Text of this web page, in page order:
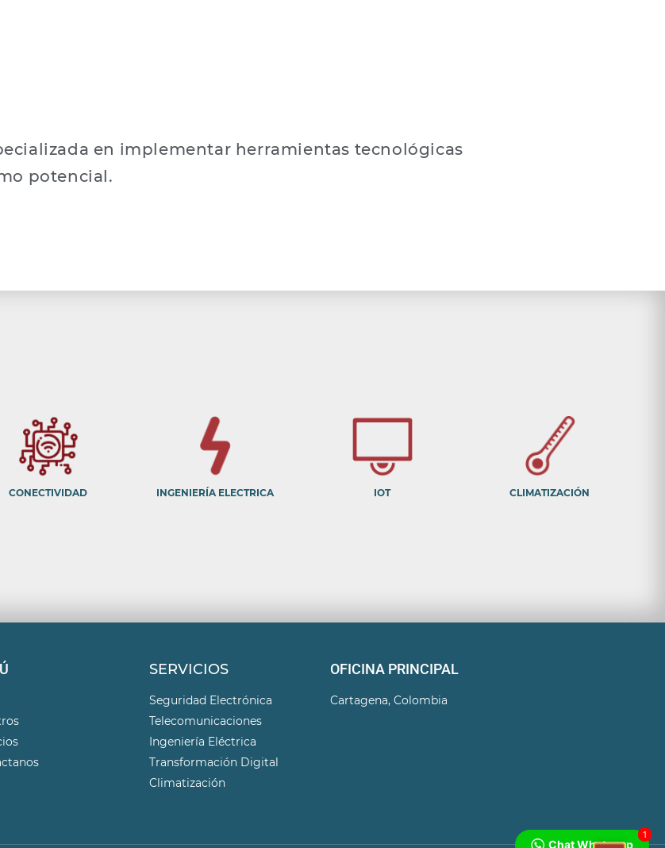
en implementar herramientas tecnológicas
potencial.
CONECTIVIDAD INGENIERÍA ELECTRICA IOT CLIMATIZACIÓN
SERVICIOS
Seguridad Electrónica
Telecomunicaciones
Ingeniería Eléctrica
Transformación Digital
Climatización
OFICINA PRINCIPAL
Cartagena, Colombia
Chat Whatsapp
1